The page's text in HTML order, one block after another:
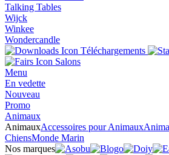
Talking Tables
Wijck
Winkee
Wondercandle
Téléchargements
Salons
Menu
En vedette
Nouveau
Promo
Animaux
AnimauxAccessoires pour Animaux
ChiensMonde Marin
Nos marques